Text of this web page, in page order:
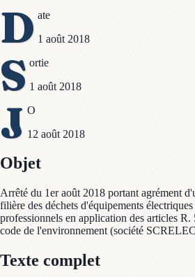
D ate
1 août 2018
S ortie
1 août 2018
J O
12 août 2018
Objet
Arrêté du 1er août 2018 portant agrément
filière des déchets d'équipements
professionnels en application des articles
code de l'environnement (société
Texte complet